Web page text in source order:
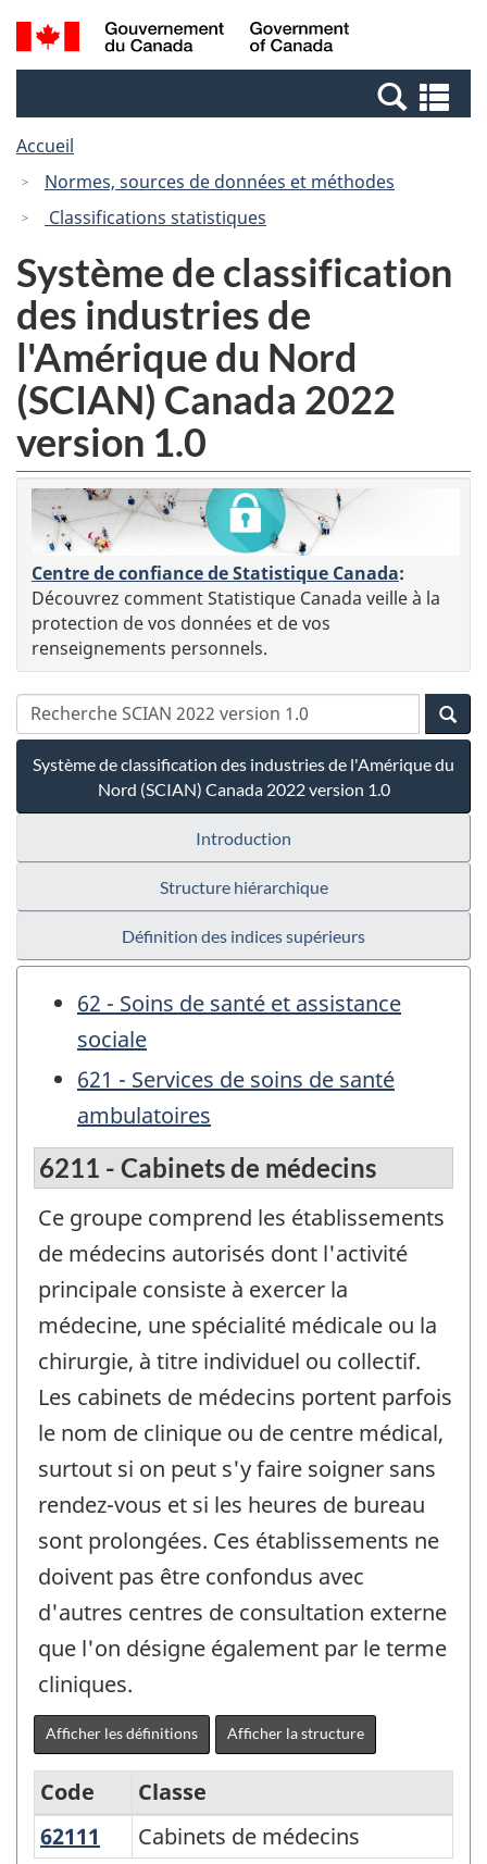
Passer
au
Passer
à
Canada
Recherche
et
et
Accueil
Normes, sources de données et méthodes
Classifications statistiques
Système de classification
des industries de
l'Amérique du Nord
(SCIAN) Canada 2022
version 1.0
Centre de confiance de Statistique Canada:
Découvrez comment Statistique Canada veille à la
protection de vos données et de vos
renseignements personnels.
Système de classification des industries de l'Amérique du
Nord (SCIAN) Canada 2022 version 1.0
Introduction
Structure hiérarchique
Définition des indices supérieurs
62 - Soins de santé et assistance
sociale
621 - Services de soins de santé
ambulatoires
6211 - Cabinets de médecins
Ce groupe comprend les établissements
de médecins autorisés dont l'activité
principale consiste à exercer la
médecine, une spécialité médicale ou la
chirurgie, à titre individuel ou collectif.
Les cabinets de médecins portent parfois
le nom de clinique ou de centre médical,
surtout si on peut s'y faire soigner sans
rendez-vous et si les heures de bureau
sont prolongées. Ces établissements ne
doivent pas être confondus avec
d'autres centres de consultation externe
que l'on désigne également par le terme
cliniques.
Afficher les définitions Afficher la structure
Système
Code
Classe
62111
Cabinets de médecins
Cabinets de médecins